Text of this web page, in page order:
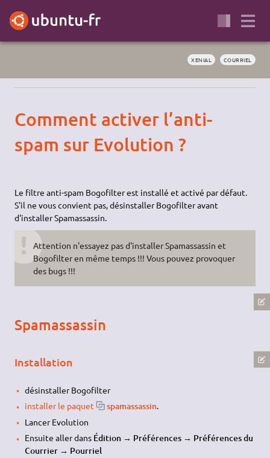
XENIAL COURRIEL
Comment activer l’anti-
spam sur Evolution ?
Le filtre anti-spam Bogofilter est installé et activé par défaut.
S'il ne vous convient pas, désinstaller Bogofilter avant
d'installer Spamassassin.
Attention n'essayez pas d'installer Spamassassin et
Bogofilter en même temps !!! Vous pouvez provoquer
des bugs !!!
Spamassassin
Installation
désinstaller Bogofilter
installer le paquet
spamassassin.
Lancer Evolution
Ensuite aller dans Édition → Préférences → Préférences du
Courrier → Pourriel